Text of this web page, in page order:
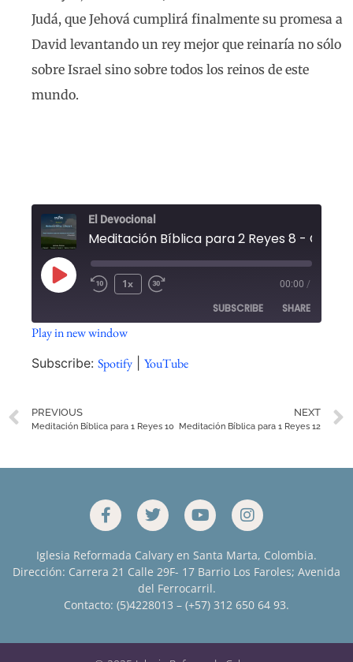
Judá, que Jehová cumplirá finalmente su promesa a
David levantando un rey mejor que reinaría no sólo
sobre Israel sino sobre todos los reinos de este
mundo.
El Devocional
1x 00:00 /
SUBSCRIBE SHARE
SHARE
EMBED
Play in new window
Subscribe: Spotify| YouTube
PREVIOUS
Meditación Bíblica para 1 Reyes 10
NEXT
Meditación Bíblica para 1 Reyes 12
Iglesia Reformada Calvary en Santa Marta, Colombia.
Dirección: Carrera 21 Calle 29F- 17 Barrio Los Faroles; Avenida
del Ferrocarril.
Contacto: (5)4228013 – (+57) 312 650 64 93.